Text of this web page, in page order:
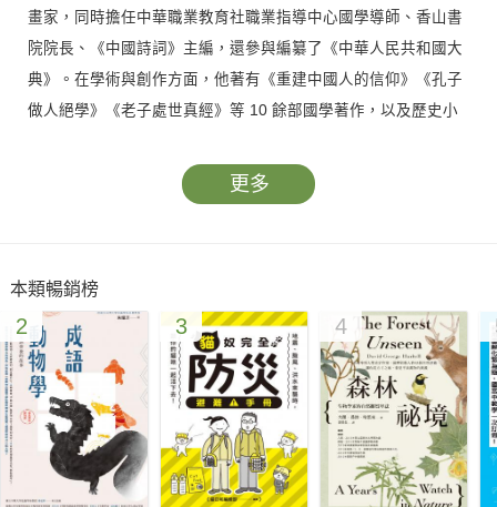
畫家，同時擔任中華職業教育社職業指導中心國學導師、香山書
院院長、《中國詩詞》主編，還參與編纂了《中華人民共和國大
典》。在學術與創作方面，他著有《重建中國人的信仰》《孔子
做人絕學》《老子處世真經》等 10 餘部國學著作，以及歷史小
被介紹到香港、臺灣、日本、韓國、新加坡、美國、加拿大、西
班牙等多個國家和地區，是具有廣泛影響力的新一代國學領軍人
更多
本類暢銷榜
2 3 4